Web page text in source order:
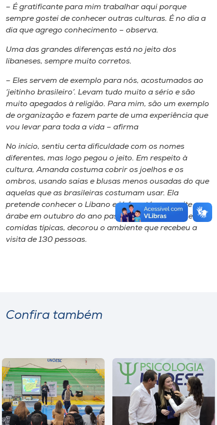
– É gratificante para mim trabalhar aqui porque
sempre gostei de conhecer outras culturas. É no dia a
dia que agrego conhecimento – observa.
Uma das grandes diferenças está no jeito dos
libaneses, sempre muito corretos.
– Eles servem de exemplo para nós, acostumados ao
‘jeitinho brasileiro’. Levam tudo muito a sério e são
muito apegados à religião. Para mim, são um exemplo
de organização e fazem parte de uma experiência que
vou levar para toda a vida – afirma
No início, sentiu certa dificuldade com os nomes
diferentes, mas logo pegou o jeito. Em respeito à
cultura, Amanda costuma cobrir os joelhos e os
ombros, usando saias e blusas menos ousadas do que
aquelas que as brasileiras costumam usar. Ela
pretende conhecer o Líbano e já fez até uma noite
árabe em outubro do ano passado. Com danças e
comidas típicas, decorou o ambiente que recebeu a
visita de 130 pessoas.
Confira também